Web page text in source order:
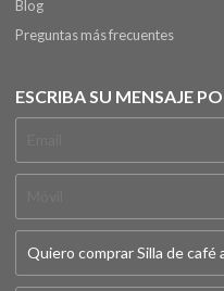
Blog
Preguntas más frecuentes
ESCRIBA SU MENSAJE